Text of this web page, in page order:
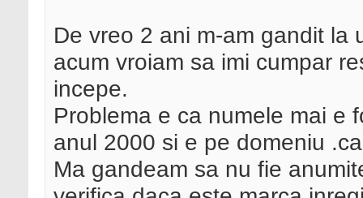
De vreo 2 ani m-am gandit la
acum vroiam sa imi cumpar
incepe.
Problema e ca numele mai e
anul 2000 si e pe domeniu .ca
Ma gandeam sa nu fie